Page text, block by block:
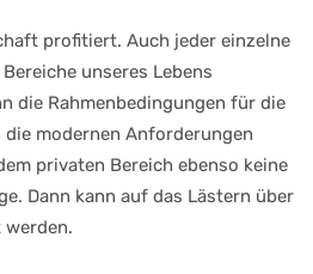
profitiert. Auch jeder einzelne
unseres Lebens
die Rahmenbedingungen für die
modernen Anforderungen
privaten Bereich ebenso keine
Dann kann auf das Lästern über